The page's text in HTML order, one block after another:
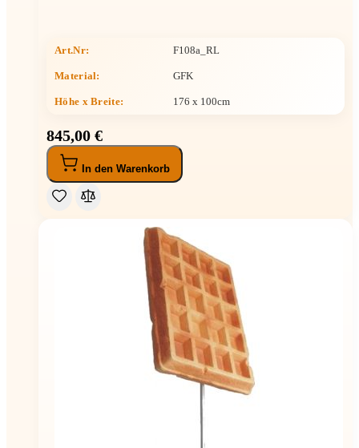
Art.Nr: F108a_RL
Material: GFK
Höhe x Breite: 176 x 100cm
845,00 €
In den Warenkorb